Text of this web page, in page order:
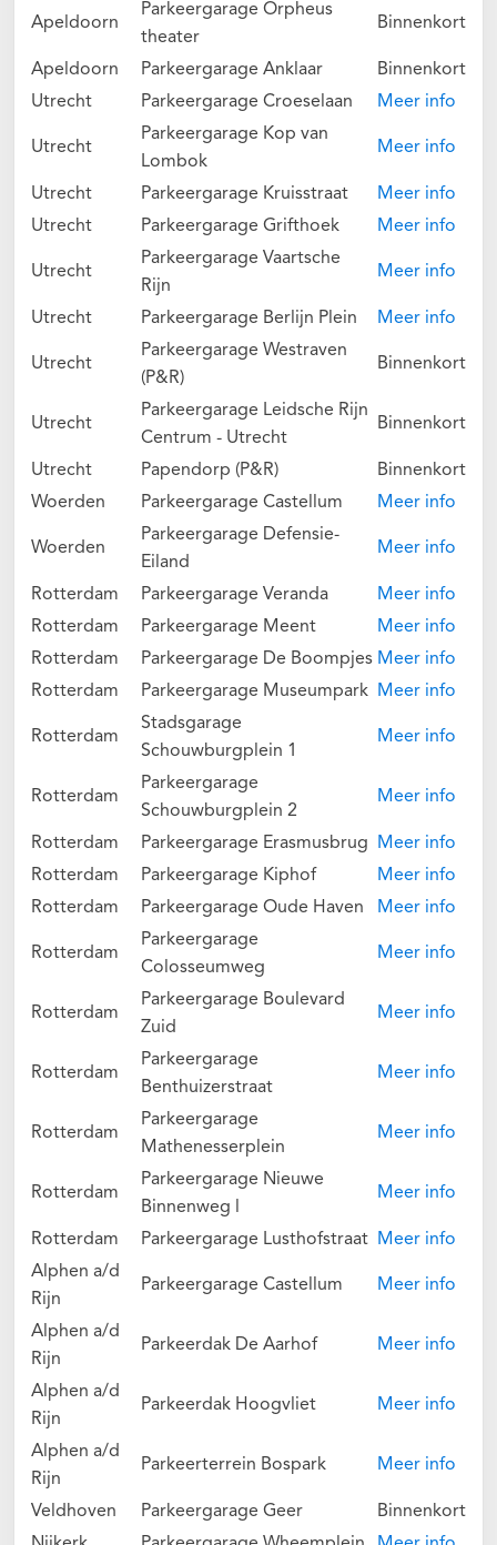
Apeldoorn
Parkeergarage Orpheus
theater
Binnenkort
Apeldoorn Parkeergarage Anklaar
Binnenkort
Utrecht
Parkeergarage Croeselaan Meer info
Utrecht
Parkeergarage Kop van
Lombok
Meer info
Utrecht Parkeergarage Kruisstraat
Meer info
Utrecht
Parkeergarage Grifthoek Meer info
Utrecht
Parkeergarage Vaartsche
Rijn
Meer info
Utrecht Parkeergarage Berlijn Plein Meer info
Utrecht
Parkeergarage Westraven
(P&R)
Binnenkort
Utrecht
Parkeergarage Leidsche Rijn
Centrum - Utrecht
Binnenkort
Utrecht Papendorp (P&R)
Binnenkort
Woerden
Parkeergarage Castellum Meer info
Woerden
Parkeergarage Defensie-
Eiland
Meer info
Rotterdam Parkeergarage Veranda
Meer info
Rotterdam
Parkeergarage Meent
Meer info
Rotterdam
Parkeergarage De Boompjes Meer info
Rotterdam
Parkeergarage Museumpark Meer info
Rotterdam
Stadsgarage
Schouwburgplein 1
Meer info
Rotterdam
Parkeergarage
Schouwburgplein 2
Meer info
Rotterdam Parkeergarage Erasmusbrug
Meer info
Rotterdam
Parkeergarage Kiphof
Meer info
Rotterdam
Parkeergarage Oude Haven Meer info
Rotterdam
Parkeergarage
Colosseumweg
Meer info
Rotterdam
Parkeergarage Boulevard
Zuid
Meer info
Rotterdam
Parkeergarage
Benthuizerstraat
Meer info
Rotterdam
Parkeergarage
Mathenesserplein
Meer info
Rotterdam
Parkeergarage Nieuwe
Binnenweg l
Meer info
Rotterdam Parkeergarage Lusthofstraat
Meer info
Alphen a/d
Rijn
Parkeergarage Castellum Meer info
Alphen a/d
Rijn
Parkeerdak De Aarhof Meer info
Alphen a/d
Rijn
Parkeerdak Hoogvliet Meer info
Alphen a/d
Rijn
Parkeerterrein Bospark Meer info
Veldhoven Parkeergarage Geer
Binnenkort